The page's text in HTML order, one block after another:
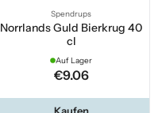
Spendrups
Norrlands Guld Bierkrug 40
cl
Auf Lager
€9.06
Kaufen